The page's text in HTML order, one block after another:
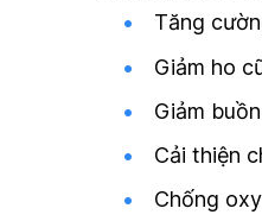
Tăng
Giảm ho
Giảm
Cải thiện
Chống